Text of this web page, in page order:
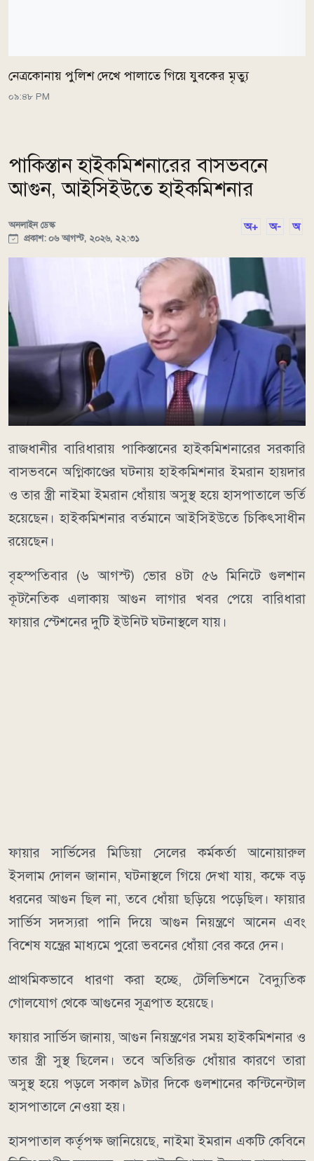
নেত্রকোনায় পুলিশ দেখে পালাতে গিয়ে যুবকের মৃত্যু
০৯:৪৮ PM
পাকিস্তান হাইকমিশনারের বাসভবনে
আগুন, আইসিইউতে হাইকমিশনার
অনলাইন ডেস্ক
প্রকাশ: ০৬ আগস্ট, ২০২৬, ২২:৩১
অ+ অ- অ
রাজধানীর বারিধারায় পাকিস্তানের হাইকমিশনারের সরকারি
বাসভবনে অগ্নিকাণ্ডের ঘটনায় হাইকমিশনার ইমরান হায়দার
ও তার স্ত্রী নাইমা ইমরান ধোঁয়ায় অসুস্থ হয়ে হাসপাতালে ভর্তি
হয়েছেন। হাইকমিশনার বর্তমানে আইসিইউতে চিকিৎসাধীন
রয়েছেন।
বৃহস্পতিবার (৬ আগস্ট) ভোর ৪টা ৫৬ মিনিটে গুলশান
কূটনৈতিক এলাকায় আগুন লাগার খবর পেয়ে বারিধারা
ফায়ার স্টেশনের দুটি ইউনিট ঘটনাস্থলে যায়।
ফায়ার সার্ভিসের মিডিয়া সেলের কর্মকর্তা আনোয়ারুল
ইসলাম দোলন জানান, ঘটনাস্থলে গিয়ে দেখা যায়, কক্ষে বড়
ধরনের আগুন ছিল না, তবে ধোঁয়া ছড়িয়ে পড়েছিল। ফায়ার
সার্ভিস সদস্যরা পানি দিয়ে আগুন নিয়ন্ত্রণে আনেন এবং
বিশেষ যন্ত্রের মাধ্যমে পুরো ভবনের ধোঁয়া বের করে দেন।
প্রাথমিকভাবে ধারণা করা হচ্ছে, টেলিভিশনে বৈদ্যুতিক
গোলযোগ থেকে আগুনের সূত্রপাত হয়েছে।
ফায়ার সার্ভিস জানায়, আগুন নিয়ন্ত্রণের সময় হাইকমিশনার ও
তার স্ত্রী সুস্থ ছিলেন। তবে অতিরিক্ত ধোঁয়ার কারণে তারা
অসুস্থ হয়ে পড়লে সকাল ৯টার দিকে গুলশানের কন্টিনেন্টাল
হাসপাতালে নেওয়া হয়।
হাসপাতাল কর্তৃপক্ষ জানিয়েছে, নাইমা ইমরান একটি কেবিনে